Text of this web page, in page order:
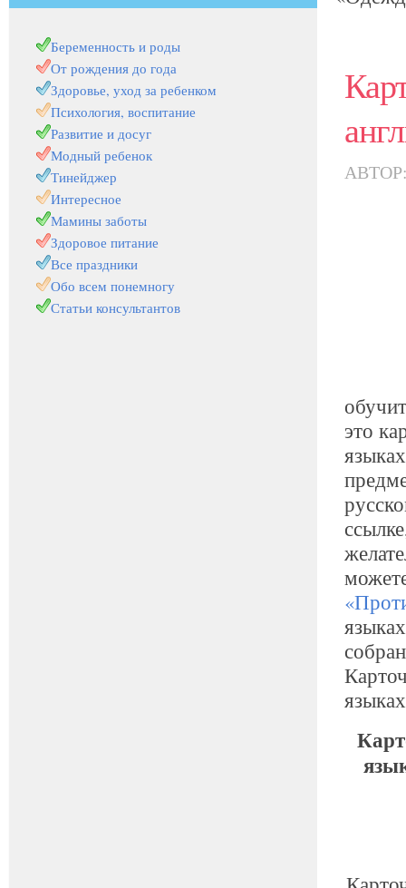
это
Беременность и роды
От рождения до года
Здоровье, уход за ребенком
Психология, воспитание
Развитие и досуг
Модный ребенок
Тинейджер
Интересное
Мамины заботы
Здоровое питание
Все праздники
Обо всем понемногу
Статьи консультантов